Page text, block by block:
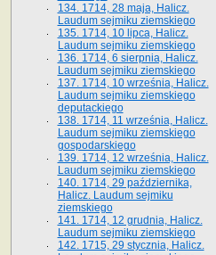
134. 1714, 28 maja, Halicz.
Laudum sejmiku ziemskiego
135. 1714, 10 lipca, Halicz.
Laudum sejmiku ziemskiego
136. 1714, 6 sierpnia, Halicz.
Laudum sejmiku ziemskiego
137. 1714, 10 września, Halicz.
Laudum sejmiku ziemskiego
deputackiego
138. 1714, 11 września, Halicz.
Laudum sejmiku ziemskiego
gospodarskiego
139. 1714, 12 września, Halicz.
Laudum sejmiku ziemskiego
140. 1714, 29 października,
Halicz. Laudum sejmiku
ziemskiego
141. 1714, 12 grudnia, Halicz.
Laudum sejmiku ziemskiego
142. 1715, 29 stycznia, Halicz.